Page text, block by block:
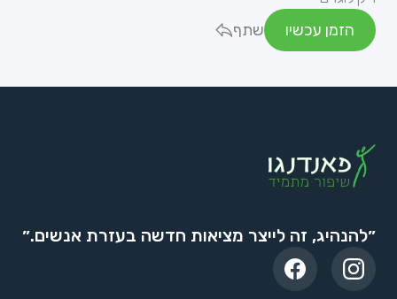
הזמן עכשיו
שתף
״להנהיג, זה לייצר מציאות חדשה בעזרת אנשים.״